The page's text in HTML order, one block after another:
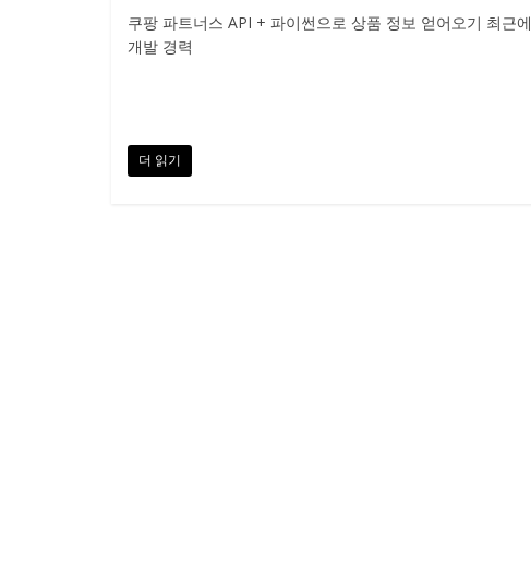
쿠팡 파트너스 API + 파이썬으로 상품 정보 얻어오기 최근
개발 경력
더 읽기